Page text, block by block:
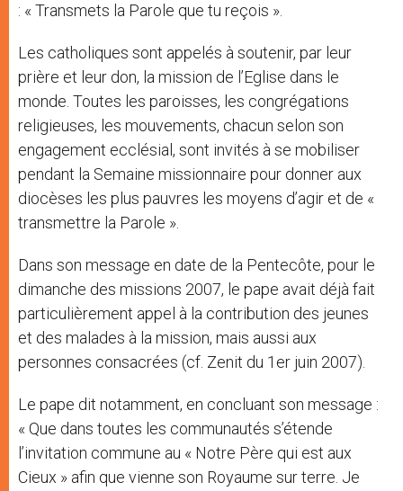
: « Transmets la Parole que tu reçois ».
Les catholiques sont appelés à soutenir, par leur
prière et leur don, la mission de l’Eglise dans le
monde. Toutes les paroisses, les congrégations
religieuses, les mouvements, chacun selon son
engagement ecclésial, sont invités à se mobiliser
pendant la Semaine missionnaire pour donner aux
diocèses les plus pauvres les moyens d’agir et de «
transmettre la Parole ».
Dans son message en date de la Pentecôte, pour le
dimanche des missions 2007, le pape avait déjà fait
particulièrement appel à la contribution des jeunes
et des malades à la mission, mais aussi aux
personnes consacrées (cf. Zenit du 1er juin 2007).
Le pape dit notamment, en concluant son message :
« Que dans toutes les communautés s’étende
l’invitation commune au « Notre Père qui est aux
Cieux » afin que vienne son Royaume sur terre. Je